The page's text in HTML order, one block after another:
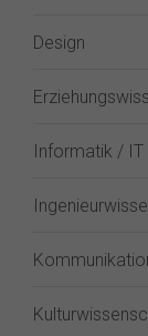
Design
Informatik / IT